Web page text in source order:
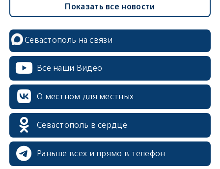
Показать все новости
Севастополь на связи
Все наши Видео
О местном для местных
Севастополь в сердце
Раньше всех и прямо в телефон